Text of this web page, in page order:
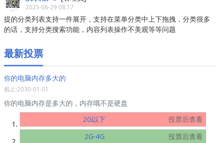
2025-06-29 08:17
提的分类列表支持一件展开，支持在菜单分类中上下拖拽，分类很多
的话，支持分类搜索功能，内容列表操作不美观等等问题
最新投票
你的电脑内存多大的
截止:2030-01-01
你的电脑内存是多大的，内存哦不是硬盘
2G以下
投票后查看
2G-4G
投票后查看